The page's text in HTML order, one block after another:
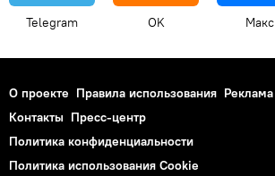
Telegram OK Макс
О проекте Правила использования Реклама
Контакты Пресс-центр
Политика конфиденциальности
Политика использования Cookie